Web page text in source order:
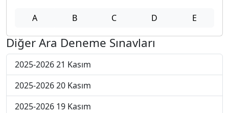
A B C D E
Diğer Ara Deneme Sınavları
2025-2026 21 Kasım
2025-2026 20 Kasım
2025-2026 19 Kasım